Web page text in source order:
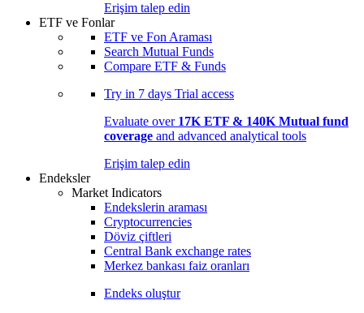
Erişim talep edin
ETF ve Fonlar
ETF ve Fon Araması
Search Mutual Funds
Compare ETF & Funds
Try in 7 days Trial access
Evaluate over 17K ETF & 140K Mutual fund
coverage and advanced analytical tools
Erişim talep edin
Endeksler
Market Indicators
Endekslerin araması
Cryptocurrencies
Döviz çiftleri
Central Bank exchange rates
Merkez bankası faiz oranları
Endeks oluştur